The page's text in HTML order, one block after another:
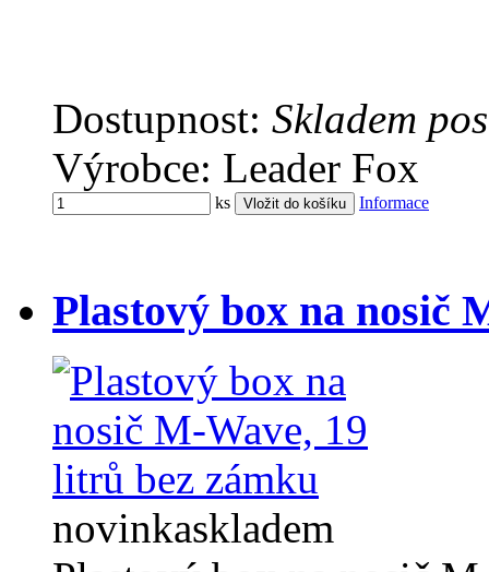
Dostupnost: Skladem
Výrobce: Leader Fox
ks Informace
Plastový box na nosič
novinkaskladem